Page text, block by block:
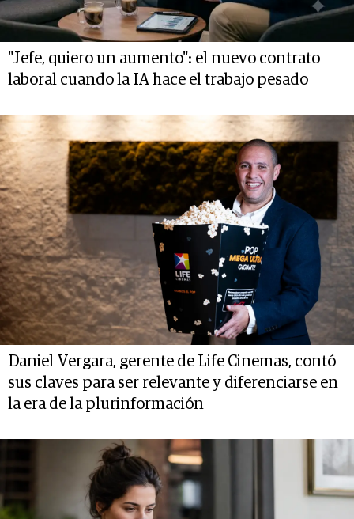
"Jefe, quiero un aumento": el nuevo contrato
laboral cuando la IA hace el trabajo pesado
Daniel Vergara, gerente de Life Cinemas, contó
sus claves para ser relevante y diferenciarse en
la era de la plurinformación